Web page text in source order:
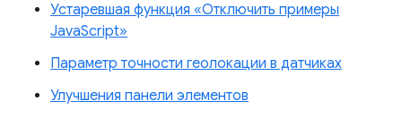
Устаревшая функция «Отключить примеры
JavaScript»
Параметр точности геолокации в датчиках
Улучшения панели элементов